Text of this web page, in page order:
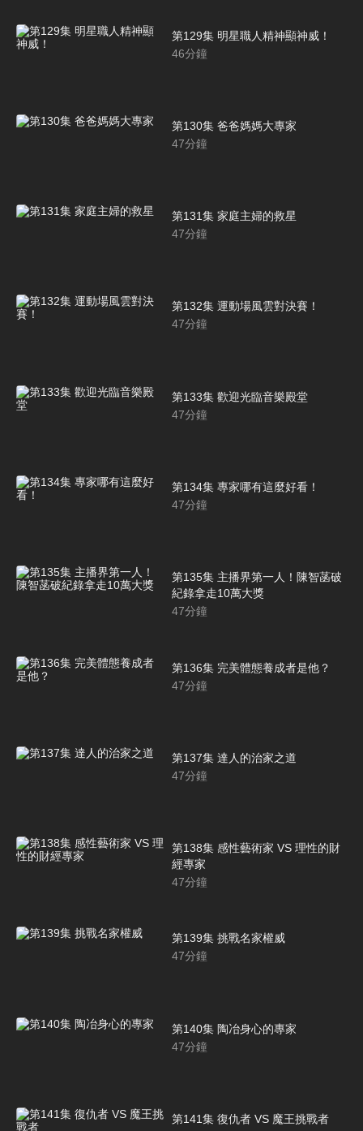
第129集 明星職人精神顯神威！
46分鐘
第130集 爸爸媽媽大專家
47分鐘
第131集 家庭主婦的救星
47分鐘
第132集 運動場風雲對決賽！
47分鐘
第133集 歡迎光臨音樂殿堂
47分鐘
第134集 專家哪有這麼好看！
47分鐘
第135集 主播界第一人！陳智菡破
紀錄拿走10萬大獎
47分鐘
第136集 完美體態養成者是他？
47分鐘
第137集 達人的治家之道
47分鐘
第138集 感性藝術家 VS 理性的財
經專家
47分鐘
第139集 挑戰名家權威
47分鐘
第140集 陶冶身心的專家
47分鐘
第141集 復仇者 VS 魔王挑戰者